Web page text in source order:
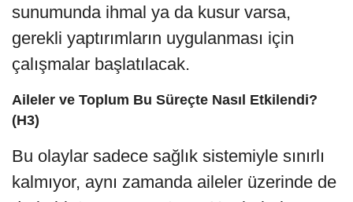
sunumunda ihmal ya da kusur varsa,
gerekli yaptırımların uygulanması için
çalışmalar başlatılacak.
Aileler ve Toplum Bu Süreçte Nasıl Etkilendi?
(H3)
Bu olaylar sadece sağlık sistemiyle sınırlı
kalmıyor, aynı zamanda aileler üzerinde de